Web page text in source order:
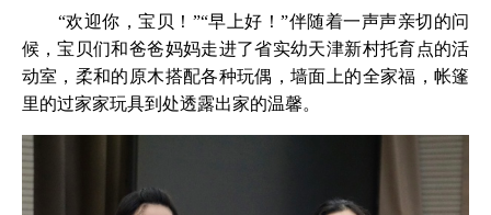
“欢迎你，宝贝！”“早上好！”伴随着一声声亲切的问
候，宝贝们和爸爸妈妈走进了省实幼天津新村托育点的活
动室，柔和的原木搭配各种玩偶，墙面上的全家福，帐篷
里的过家家玩具到处透露出家的温馨。